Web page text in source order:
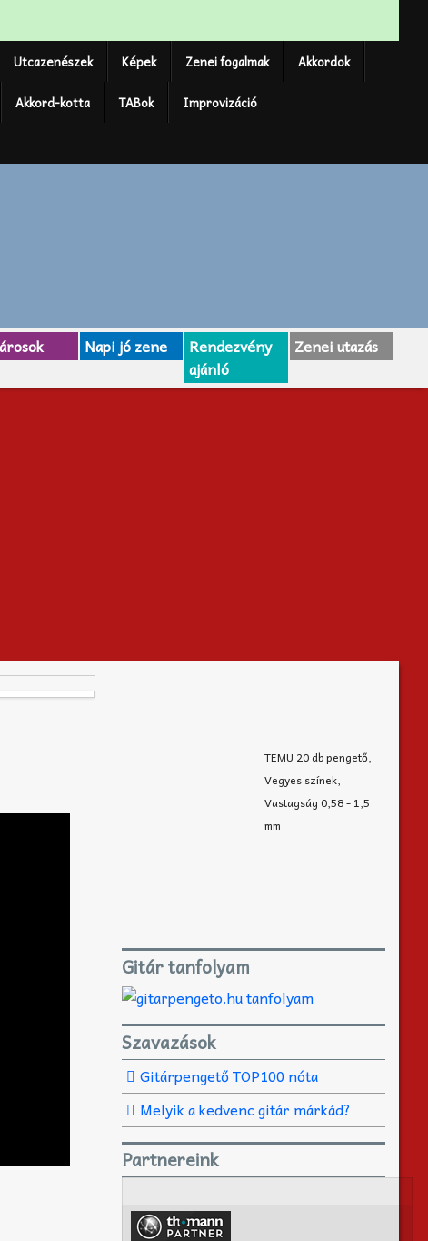
Utcazenészek Képek Zenei fogalmak Akkordok
Akkord-kotta TABok Improvizáció
Napi jó zene
Rendezvény
ajánló
Zenei utazás
TEMU 20 db pengető,
Vegyes színek,
Vastagság 0,58 - 1,5
mm
Gitár tanfolyam
Szavazások
Gitárpengető TOP100 nóta
Melyik a kedvenc gitár márkád?
Partnereink